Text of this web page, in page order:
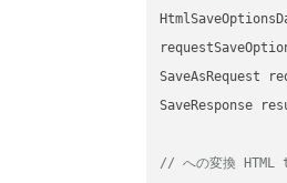
SaveAsRequest
SaveResponse
// への変換 HTML